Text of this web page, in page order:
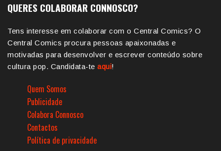
QUERES COLABORAR CONNOSCO?
Tens interesse em colaborar com o Central Comics? O
Central Comics procura pessoas apaixonadas e
motivadas para desenvolver e escrever conteúdo sobre
cultura pop. Candidata-te aqui!
Quem Somos
Publicidade
Colabora Connosco
Contactos
Política de privacidade